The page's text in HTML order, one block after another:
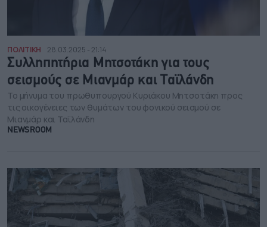
ΠΟΛΙΤΙΚΗ 28.03.2025 - 21:14
Συλληπητήρια Μητσοτάκη για τους
σεισμούς σε Μιανμάρ και Ταϊλάνδη
To μήνυμα του πρωθυπουργού Κυριάκου Μητσοτάκη προς
τις οικογένειες των θυμάτων του φονικού σεισμού σε
Μιανμάρ και Ταϊλάνδη
NEWSROOM